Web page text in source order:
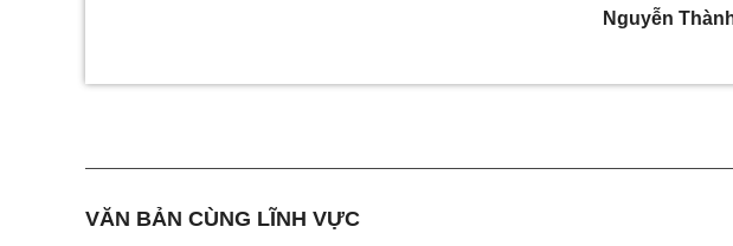
Nguyễn
VĂN BẢN CÙNG LĨNH VỰC